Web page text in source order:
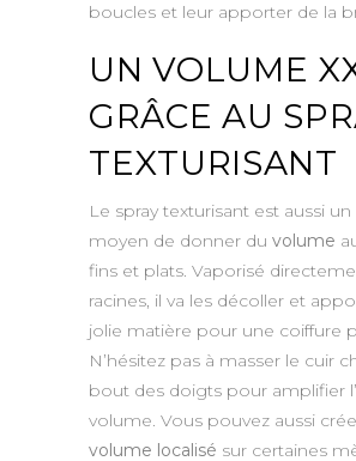
boucles et leur apporter de la
UN VOLUME
GRÂCE AU
TEXTURISANT
Le spray texturisant est aussi
moyen de donner du volume
fins et plats. Vaporisé
racines, il va les décoller et
jolie matière pour une coiffure
N’hésitez pas à masser le cuir
bout des doigts pour amplifier
volume. Vous pouvez aussi
volume localisé sur certaines